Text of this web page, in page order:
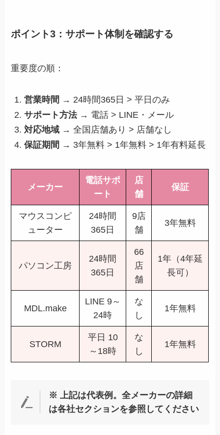
ポイント3：サポート体制を確認する
重要度の順：
営業時間 → 24時間365日 > 平日のみ
サポート方法→ 電話 > LINE・メール
対応地域 → 全国店舗あり > 店舗なし
保証期間 → 3年無料 > 1年無料 > 1年有料延長
メーカー
電話サポ
ート
店
舗
保証
マウスコンピ
ューター
24時間
365日
9店
舗
3年無料
パソコン工房
24時間
365日
66
店
舗
1年（4年延
長可）
MDL.make
LINE 9～
24時
な
し
1年無料
STORM
平日 10
～18時
な
し
1年無料
※ 上記は代表例。全メーカーの詳細
は各社セクションを参照してください